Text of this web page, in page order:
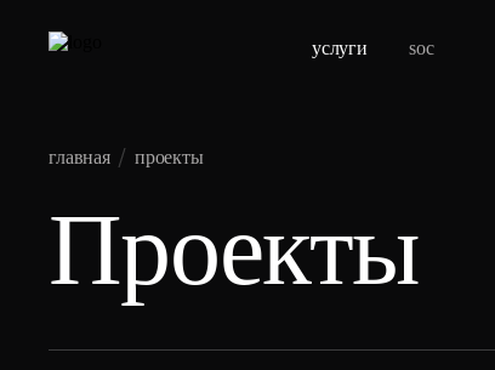
услуги soc
главная проекты
Проекты